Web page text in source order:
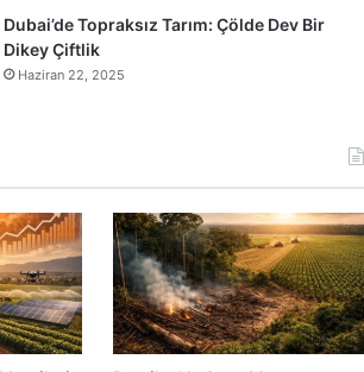
Dubai’de Topraksız Tarım: Çölde Dev Bir
Dikey Çiftlik
Haziran 22, 2025